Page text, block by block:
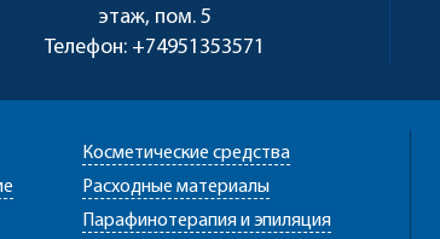
этаж, пом. 5
Телефон: +74951353571
Косметические средства
Расходные материалы
Парафинотерапия и эпиляция